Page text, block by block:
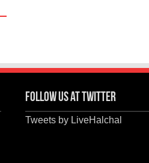
Follow us at Twitter
Tweets by LiveHalchal